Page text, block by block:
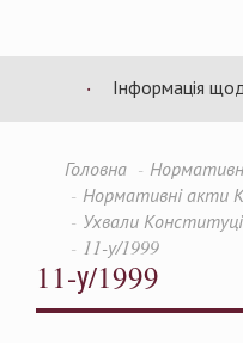
Інформація
Головна
Нормативні акти
Ухвали
11-у/1999
11-у/1999